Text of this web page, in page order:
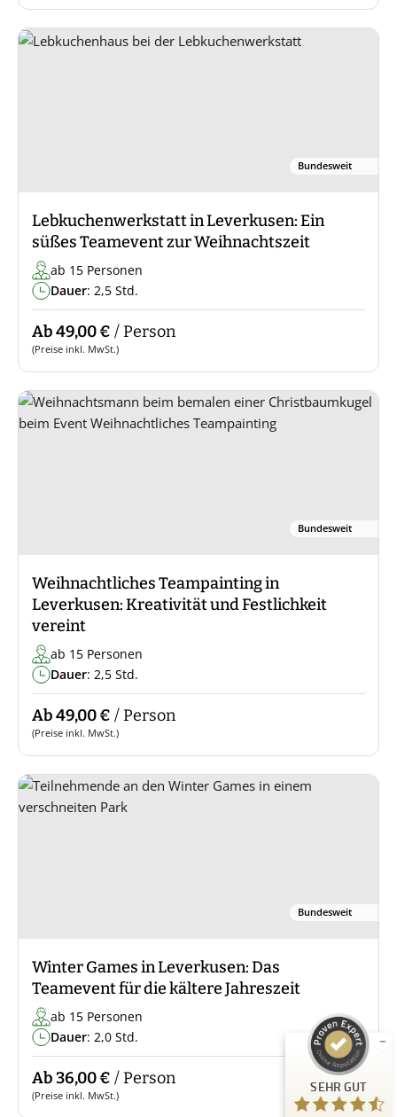
Bundesweit
Lebkuchenwerkstatt in Leverkusen: Ein
süßes Teamevent zur Weihnachtszeit
ab 15 Personen
Dauer: 2,5 Std.
Ab 49,00 € / Person
(Preise inkl. MwSt.)
Bundesweit
Weihnachtliches Teampainting in
Leverkusen: Kreativität und Festlichkeit
vereint
ab 15 Personen
Dauer: 2,5 Std.
Ab 49,00 € / Person
(Preise inkl. MwSt.)
Bundesweit
Winter Games in Leverkusen: Das
Teamevent für die kältere Jahreszeit
ab 15 Personen
Dauer: 2,0 Std.
Ab 36,00 € / Person
(Preise inkl. MwSt.)
SEHR GUT
Empfehlungen auf
ProvenExpert.com
SEHR GUT
Bewertungen auf ProvenExpert.com